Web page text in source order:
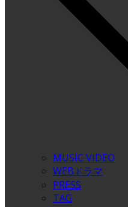
MUSIC VIDEO
WEBドラマ
PRESS
TAG